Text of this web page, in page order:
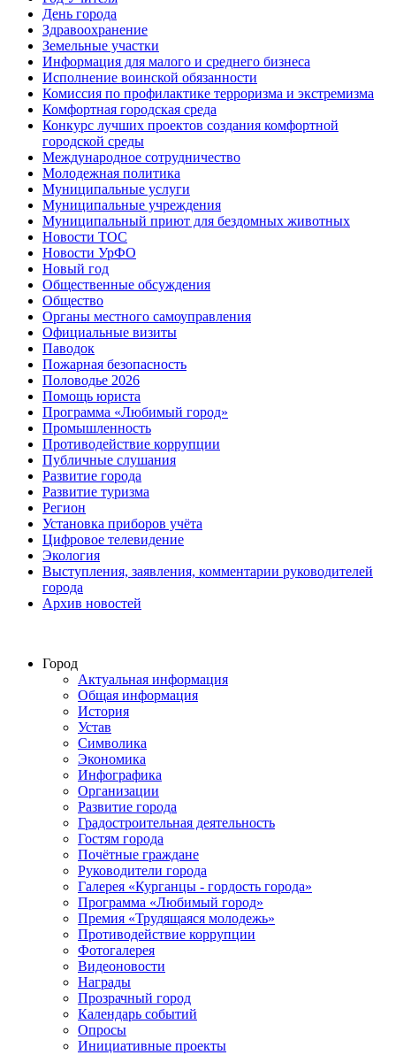
День города
Здравоохранение
Земельные участки
Информация для малого и среднего бизнеса
Исполнение воинской обязанности
Комиссия по профилактике терроризма и экстремизма
Комфортная городская среда
Конкурс лучших проектов создания комфортной
городской среды
Международное сотрудничество
Молодежная политика
Муниципальные услуги
Муниципальные учреждения
Муниципальный приют для бездомных животных
Новости ТОС
Новости УрФО
Новый год
Общественные обсуждения
Общество
Органы местного самоуправления
Официальные визиты
Паводок
Пожарная безопасность
Половодье 2026
Помощь юриста
Программа «Любимый город»
Промышленность
Противодействие коррупции
Публичные слушания
Развитие города
Развитие туризма
Регион
Установка приборов учёта
Цифровое телевидение
Экология
Выступления, заявления, комментарии руководителей
города
Архив новостей
Город
Актуальная информация
Общая информация
История
Устав
Символика
Экономика
Инфографика
Организации
Развитие города
Градостроительная деятельность
Гостям города
Почётные граждане
Руководители города
Галерея «Курганцы - гордость города»
Программа «Любимый город»
Премия «Трудящаяся молодежь»
Противодействие коррупции
Фотогалерея
Видеоновости
Награды
Прозрачный город
Календарь событий
Опросы
Инициативные проекты